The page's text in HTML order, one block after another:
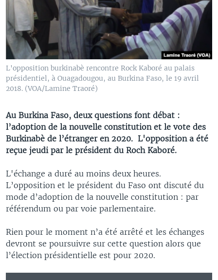
L'opposition burkinabè rencontre Rock Kaboré au palais
présidentiel, à Ouagadougou, au Burkina Faso, le 19 avril
2018. (VOA/Lamine Traoré)
Au Burkina Faso, deux questions font débat :
l’adoption de la nouvelle constitution et le vote des
Burkinabè de l’étranger en 2020. L'opposition a été
reçue jeudi par le président du Roch Kaboré.
L'échange a duré au moins deux heures.
L’opposition et le président du Faso ont discuté du
mode d’adoption de la nouvelle constitution : par
référendum ou par voie parlementaire.
Rien pour le moment n’a été arrêté et les échanges
devront se poursuivre sur cette question alors que
l’élection présidentielle est pour 2020.